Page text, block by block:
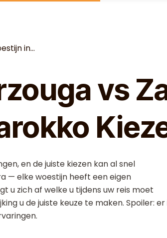
in...
vs
en de juiste kiezen kan al snel
— elke woestijn heeft een eigen
u zich af welke u tijdens uw reis moet
u de juiste keuze te maken. Spoiler: er